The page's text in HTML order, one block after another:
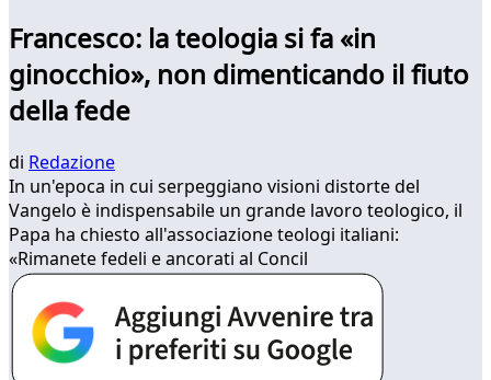
Francesco: la teologia si fa «in
ginocchio», non dimenticando il fiuto
della fede
di Redazione
In un'epoca in cui serpeggiano visioni distorte del
Vangelo è indispensabile un grande lavoro teologico, il
Papa ha chiesto all'associazione teologi italiani:
«Rimanete fedeli e ancorati al Concil